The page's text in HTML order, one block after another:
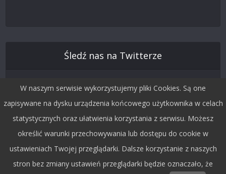
Śledź nas na Twitterze
W naszym serwisie wykorzystujemy pliki Cookies. Są one
zapisywane na dysku urządzenia końcowego użytkownika w celach
statystycznych oraz ułatwienia korzystania z serwisu. Możesz
określić warunki przechowywania lub dostępu do cookie w
ustawieniach Twojej przeglądarki. Dalsze korzystanie z naszych
stron bez zmiany ustawień przeglądarki będzie oznaczało, że